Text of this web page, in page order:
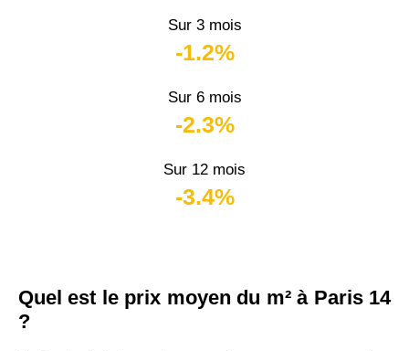
Sur 3 mois
-1.2%
Sur 6 mois
-2.3%
Sur 12 mois
-3.4%
Quel est le prix moyen du m² à Paris 14
?